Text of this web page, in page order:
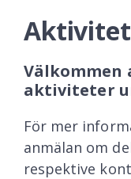
Välkommen
aktiviteter
För mer
anmälan om
respektive